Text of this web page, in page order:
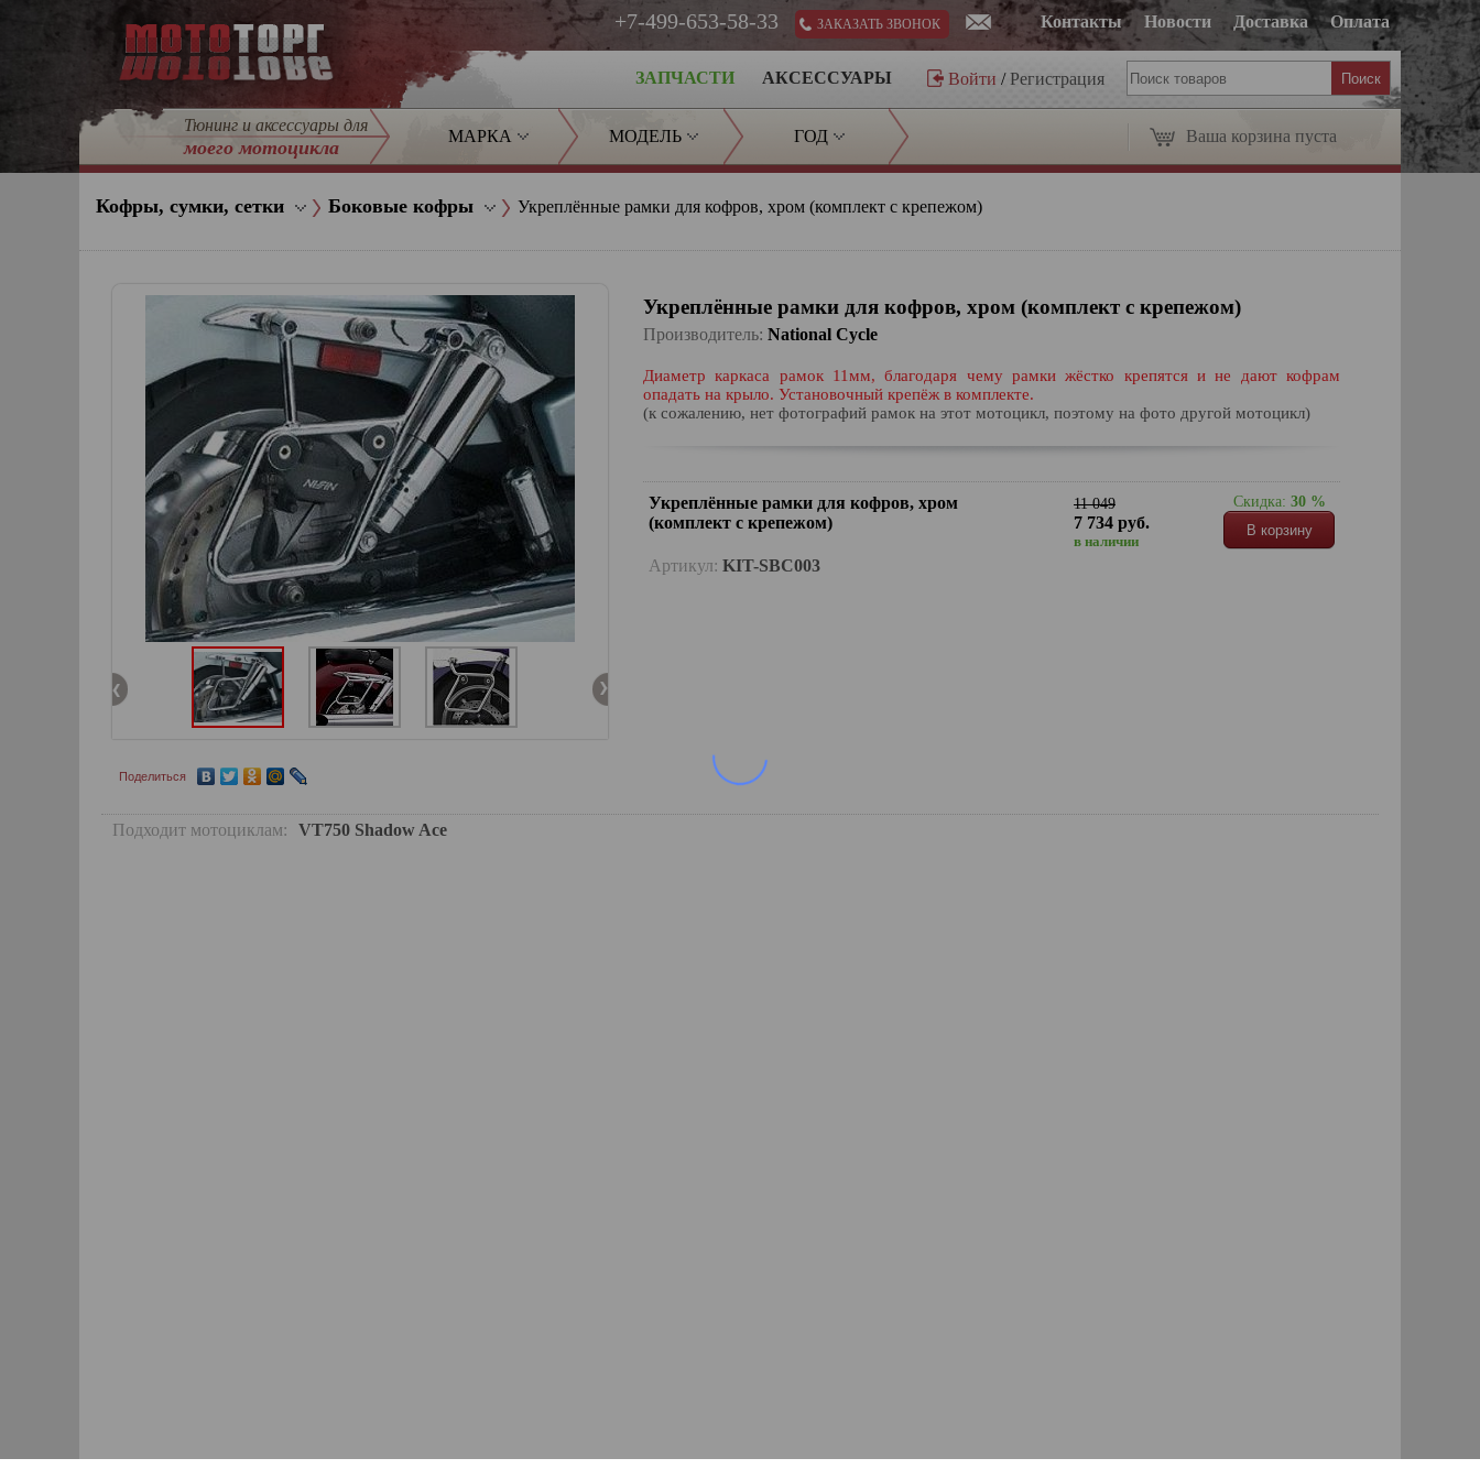
Оплата
Доставка
Новости
Контакты
ЗАКАЗАТЬ ЗВОНОК
+7-499-653-58-33
Войти /Регистрация
АКСЕССУАРЫ
ЗАПЧАСТИ
Тюнинг и аксессуары для
моего мотоцикла
МАРКА МОДЕЛЬ ГОД Ваша корзина пуста
Кофры, сумки, сетки Боковые кофры Укреплённые рамки для кофров, хром (комплект с крепежом)
Укреплённые рамки для кофров, хром (комплект с крепежом)
Производитель: National Cycle
Диаметр каркаса рамок 11мм, благодаря чему рамки жёстко крепятся и не дают кофрам
опадать на крыло. Установочный крепёж в комплекте.
(к сожалению, нет фотографий рамок на этот мотоцикл, поэтому на фото другой мотоцикл)
Укреплённые рамки для кофров, хром
(комплект с крепежом)
11 049
7 734 руб.
в наличии
Скидка: 30 %
В корзину
Артикул: KIT-SBC003
Поделиться
Подходит мотоциклам: VT750 Shadow Ace